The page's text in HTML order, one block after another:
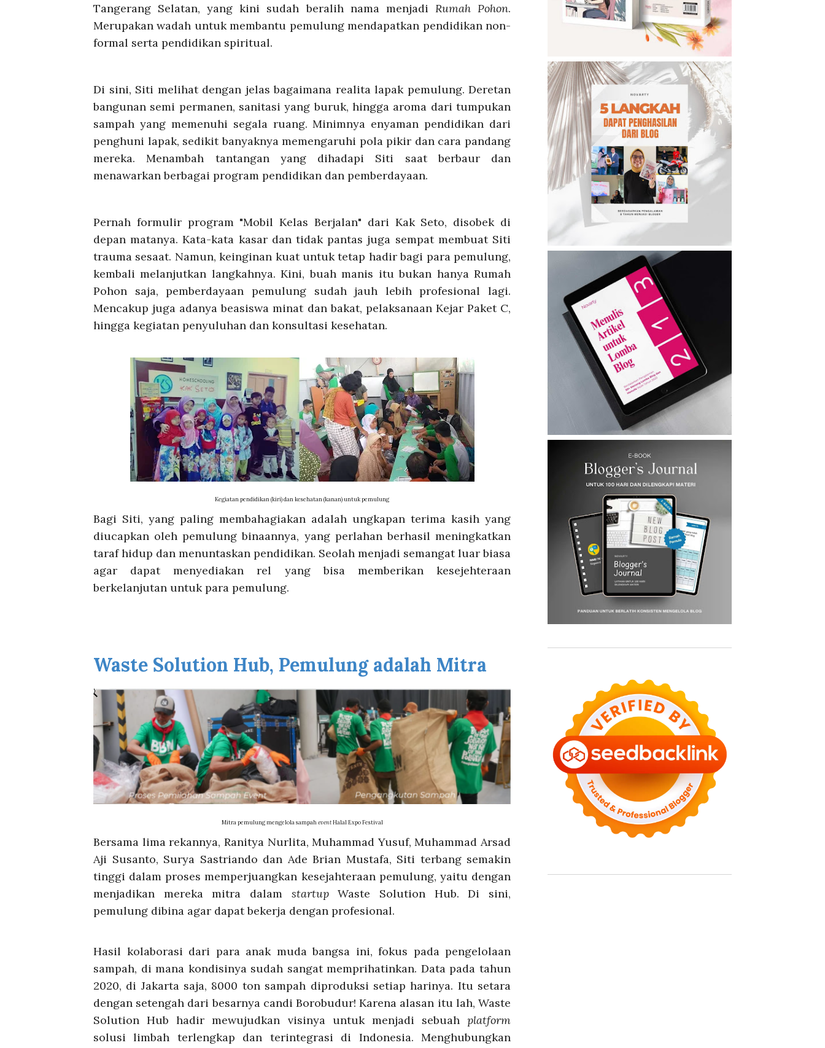
Tangerang Selatan, yang kini sudah beralih nama menjadi Rumah Pohon.
Merupakan wadah untuk membantu pemulung mendapatkan pendidikan non-
formal serta pendidikan spiritual.
Di sini, Siti melihat dengan jelas bagaimana realita lapak pemulung. Deretan
bangunan semi permanen, sanitasi yang buruk, hingga aroma dari tumpukan
sampah yang memenuhi segala ruang. Minimnya enyaman pendidikan dari
penghuni lapak, sedikit banyaknya memengaruhi pola pikir dan cara pandang
mereka. Menambah tantangan yang dihadapi Siti saat berbaur dan
menawarkan berbagai program pendidikan dan pemberdayaan.
Pernah formulir program "Mobil Kelas Berjalan" dari Kak Seto, disobek di
depan matanya. Kata-kata kasar dan tidak pantas juga sempat membuat Siti
trauma sesaat. Namun, keinginan kuat untuk tetap hadir bagi para pemulung,
kembali melanjutkan langkahnya. Kini, buah manis itu bukan hanya Rumah
Pohon saja, pemberdayaan pemulung sudah jauh lebih profesional lagi.
Mencakup juga adanya beasiswa minat dan bakat, pelaksanaan Kejar Paket C,
hingga kegiatan penyuluhan dan konsultasi kesehatan.
Kegiatan pendidikan (kiri) dan kesehatan (kanan) untuk pemulung
Bagi Siti, yang paling membahagiakan adalah ungkapan terima kasih yang
diucapkan oleh pemulung binaannya, yang perlahan berhasil meningkatkan
taraf hidup dan menuntaskan pendidikan. Seolah menjadi semangat luar biasa
agar dapat menyediakan rel yang bisa memberikan kesejehteraan
berkelanjutan untuk para pemulung.
Waste Solution Hub, Pemulung adalah Mitra
Mitra pemulung mengelola sampah eventHalal Expo Festival
Bersama lima rekannya, Ranitya Nurlita, Muhammad Yusuf, Muhammad Arsad
Aji Susanto, Surya Sastriando dan Ade Brian Mustafa, Siti terbang semakin
tinggi dalam proses memperjuangkan kesejahteraan pemulung, yaitu dengan
menjadikan mereka mitra dalam startupWaste Solution Hub. Di sini,
pemulung dibina agar dapat bekerja dengan profesional.
Hasil kolaborasi dari para anak muda bangsa ini, fokus pada pengelolaan
sampah, di mana kondisinya sudah sangat memprihatinkan. Data pada tahun
2020, di Jakarta saja, 8000 ton sampah diproduksi setiap harinya. Itu setara
dengan setengah dari besarnya candi Borobudur! Karena alasan itu lah, Waste
Solution Hub hadir mewujudkan visinya untuk menjadi sebuah platform
solusi limbah terlengkap dan terintegrasi di Indonesia. Menghubungkan